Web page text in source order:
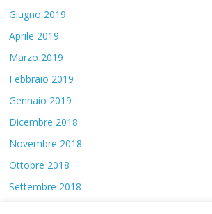
Giugno 2019
Aprile 2019
Marzo 2019
Febbraio 2019
Gennaio 2019
Dicembre 2018
Novembre 2018
Ottobre 2018
Settembre 2018